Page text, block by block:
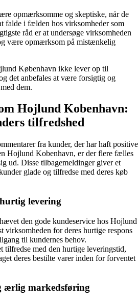
opmærksomme og skeptiske, når de
falde i fælden hos virksomheder som
råd er at undersøge virksomheden
være opmærksom på mistænkelig
København ikke lever op til
det anbefales at være forsigtig og
dem.
Hojlund Kobenhavn:
tilfredshed
fra kunder, der har haft positive
Hojlund Kobenhavn, er der flere fælles
ud. Disse tilbagemeldinger giver et
glade og tilfredse med deres køb
levering
den gode kundeservice hos Hojlund
virksomheden for deres hurtige respons
til kundernes behov.
tilfredse med den hurtige leveringstid,
deres bestilte varer inden for forventet
ærlig markedsføring